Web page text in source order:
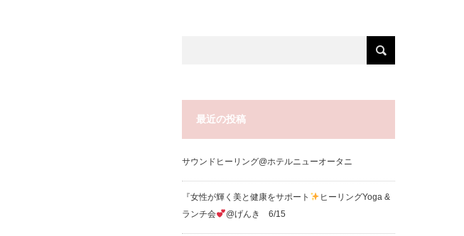
最近の投稿
サウンドヒーリング@ホテルニューオータニ
『女性が輝く美と健康をサポート
ヒーリングYoga &
ランチ会
@げんき 6/15